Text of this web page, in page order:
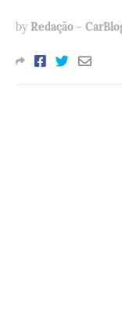
by Redação -